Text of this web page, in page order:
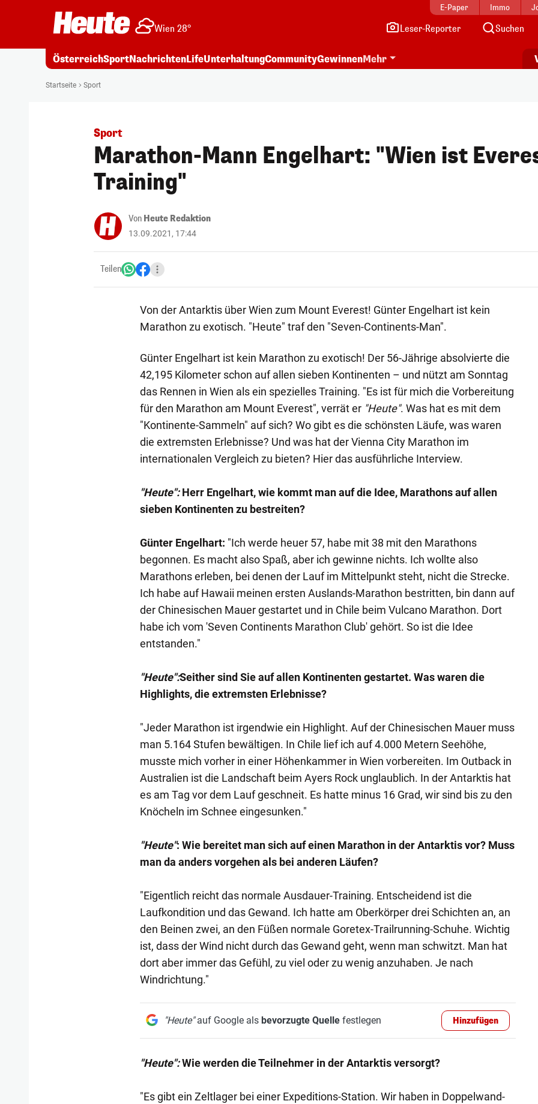
E-Paper Immo
Wien 28° Leser-Reporter Suchen
ÖsterreichSportNachrichtenLifeUnterhaltungCommunityGewinnenMehr
Startseite Sport
Sport
Marathon-Mann Engelhart: "Wien ist
Training"
Von Heute Redaktion
13.09.2021, 17:44
Teilen
Von der Antarktis über Wien zum Mount Everest! Günter Engelhart ist kein
Marathon zu exotisch. "Heute" traf den "Seven-Continents-Man".
Günter Engelhart ist kein Marathon zu exotisch! Der 56-Jährige absolvierte die
42,195 Kilometer schon auf allen sieben Kontinenten – und nützt am Sonntag
das Rennen in Wien als ein spezielles Training. "Es ist für mich die Vorbereitung
für den Marathon am Mount Everest", verrät er "Heute". Was hat es mit dem
"Kontinente-Sammeln" auf sich? Wo gibt es die schönsten Läufe, was waren
die extremsten Erlebnisse? Und was hat der Vienna City Marathon im
internationalen Vergleich zu bieten? Hier das ausführliche Interview.
"Heute":Herr Engelhart, wie kommt man auf die Idee, Marathons auf allen
sieben Kontinenten zu bestreiten?
Günter Engelhart: "Ich werde heuer 57, habe mit 38 mit den Marathons
begonnen. Es macht also Spaß, aber ich gewinne nichts. Ich wollte also
Marathons erleben, bei denen der Lauf im Mittelpunkt steht, nicht die Strecke.
Ich habe auf Hawaii meinen ersten Auslands-Marathon bestritten, bin dann auf
der Chinesischen Mauer gestartet und in Chile beim Vulcano Marathon. Dort
habe ich vom 'Seven Continents Marathon Club' gehört. So ist die Idee
entstanden."
"Heute":Seither sind Sie auf allen Kontinenten gestartet. Was waren die
Highlights, die extremsten Erlebnisse?
"Jeder Marathon ist irgendwie ein Highlight. Auf der Chinesischen Mauer muss
man 5.164 Stufen bewältigen. In Chile lief ich auf 4.000 Metern Seehöhe,
musste mich vorher in einer Höhenkammer in Wien vorbereiten. Im Outback in
Australien ist die Landschaft beim Ayers Rock unglaublich. In der Antarktis hat
es am Tag vor dem Lauf geschneit. Es hatte minus 16 Grad, wir sind bis zu den
Knöcheln im Schnee eingesunken."
"Heute": Wie bereitet man sich auf einen Marathon in der Antarktis vor? Muss
man da anders vorgehen als bei anderen Läufen?
"Eigentlich reicht das normale Ausdauer-Training. Entscheidend ist die
Laufkondition und das Gewand. Ich hatte am Oberkörper drei Schichten an, an
den Beinen zwei, an den Füßen normale Goretex-Trailrunning-Schuhe. Wichtig
ist, dass der Wind nicht durch das Gewand geht, wenn man schwitzt. Man hat
dort aber immer das Gefühl, zu viel oder zu wenig anzuhaben. Je nach
Windrichtung."
"Heute"auf Google als bevorzugte Quellefestlegen Hinzufügen
"Heute":Wie werden die Teilnehmer in der Antarktis versorgt?
"Es gibt ein Zeltlager bei einer Expeditions-Station. Wir haben in Doppelwand-